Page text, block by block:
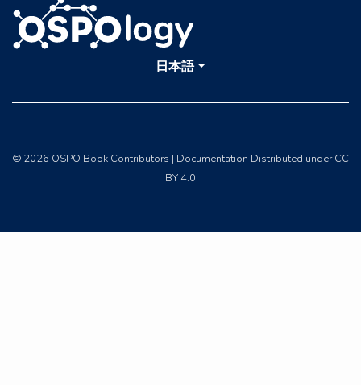
日本語
© 2026 OSPO Book Contributors | Documentation Distributed under CC
BY 4.0